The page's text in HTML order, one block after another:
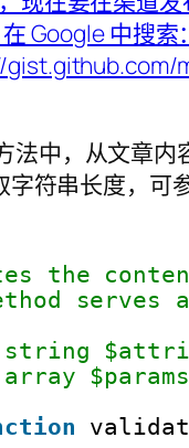
法中，从文章
字符串长度，可
the
string
array